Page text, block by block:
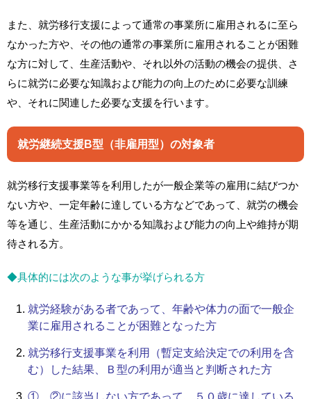
また、就労移行支援によって通常の事業所に雇用されるに至ら
なかった方や、その他の通常の事業所に雇用されることが困難
な方に対して、生産活動や、それ以外の活動の機会の提供、さ
らに就労に必要な知識および能力の向上のために必要な訓練
や、それに関連した必要な支援を行います。
就労継続支援B型（非雇用型）の対象者
就労移行支援事業等を利用したが一般企業等の雇用に結びつか
ない方や、一定年齢に達している方などであって、就労の機会
等を通じ、生産活動にかかる知識および能力の向上や維持が期
待される方。
◆具体的には次のような事が挙げられる方
就労経験がある者であって、年齢や体力の面で一般企
業に雇用されることが困難となった方
就労移行支援事業を利用（暫定支給決定での利用を含
む）した結果、Ｂ型の利用が適当と判断された方
①、②に該当しない方であって、５０歳に達している